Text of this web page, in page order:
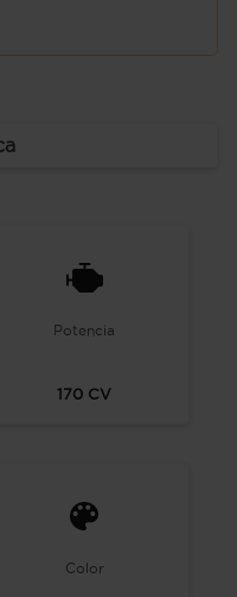
Potencia
170 CV
Color